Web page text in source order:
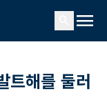
menu
트해를 둘러